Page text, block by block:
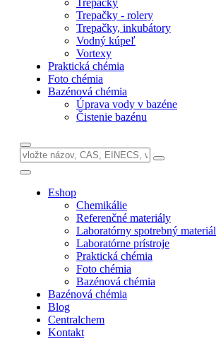
Trepačky
Trepačky - rolery
Trepačky, inkubátory
Vodný kúpeľ
Vortexy
Praktická chémia
Foto chémia
Bazénová chémia
Úprava vody v bazéne
Čistenie bazénu
Eshop
Chemikálie
Referenčné materiály
Laboratórny spotrebný materiál
Laboratórne prístroje
Praktická chémia
Foto chémia
Bazénová chémia
Bazénová chémia
Blog
Centralchem
Kontakt